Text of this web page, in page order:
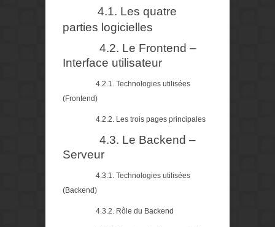
4.1. Les quatre
parties logicielles
4.2. Le Frontend –
Interface utilisateur
4.2.1. Technologies utilisées
(Frontend)
4.2.2. Les trois pages principales
4.3. Le Backend –
Serveur
4.3.1. Technologies utilisées
(Backend)
4.3.2. Rôle du Backend